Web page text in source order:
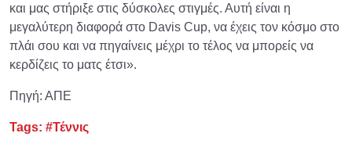
και μας στήριξε στις δύσκολες στιγμές. Αυτή είναι η
μεγαλύτερη διαφορά στο Davis Cup, να έχεις τον κόσμο στο
πλάι σου και να πηγαίνεις μέχρι το τέλος να μπορείς να
κερδίζεις το ματς έτσι».
Πηγή: ΑΠΕ
Tags: #Τέννις